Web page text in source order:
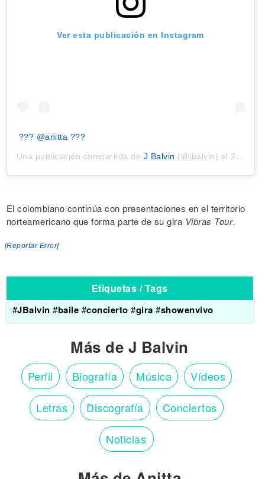
Ver esta publicación en Instagram
??? @anitta ???
Una publicación compartida de J Balvin (@jbalvin) el 28 Oct, 2018 a las 8:43 PDT
El colombiano continúa con presentaciones en el territorio
norteamericano que forma parte de su gira Vibras Tour.
[Reportar Error]
Etiquetas / Tags
#JBalvin #baile #concierto #gira #showenvivo
Más de J Balvin
Perfil Biografía Música Vídeos
Letras Discografía Conciertos
Noticias